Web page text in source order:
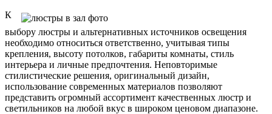
К
выбору люстры и альтернативных источников освещения
необходимо относиться ответственно, учитывая типы
крепления, высоту потолков, габариты комнаты, стиль
интерьера и личные предпочтения. Неповторимые
стилистические решения, оригинальный дизайн,
использование современных материалов позволяют
представить огромный ассортимент качественных люстр и
светильников на любой вкус в широком ценовом диапазоне.